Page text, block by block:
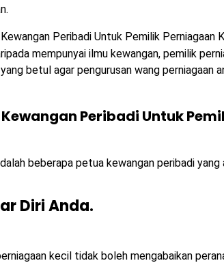
mempunyai ilmu kewangan, pemilik
betul agar pengurusan wang perniagaan
Peribadi Untuk
beberapa petua kewangan peribadi
Diri Anda.
kecil tidak boleh mengabaikan